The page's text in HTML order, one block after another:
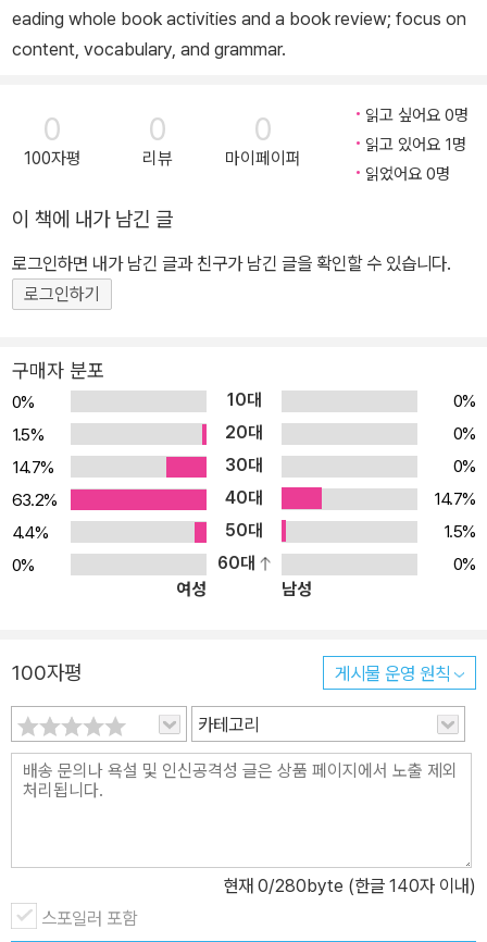
eading whole book activities and a book review; focus on
content, vocabulary, and grammar.
0
100자평
0
리뷰
0
마이페이퍼
읽고 싶어요 0명
읽고 있어요 1명
읽었어요 0명
이 책에 내가 남긴 글
로그인하면 내가 남긴 글과 친구가 남긴 글을 확인할 수 있습니다.
로그인하기
구매자 분포
0% 10대
0%
1.5%
20대
0%
14.7%
30대
0%
63.2%
40대
14.7%
4.4%
50대
1.5%
0%
60대
0%
여성
남성
100자평 게시물 운영 원칙
카테고리
현재 0/280byte (한글 140자 이내)
스포일러 포함